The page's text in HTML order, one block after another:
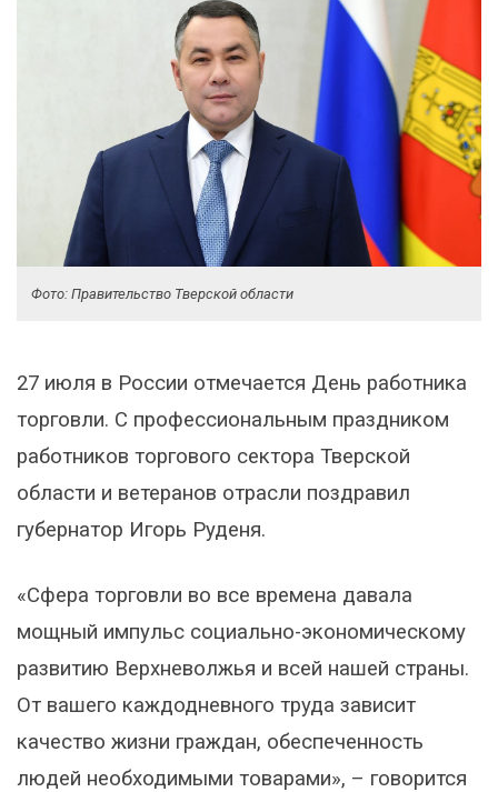
Фото: Правительство Тверской области
27 июля в России отмечается День работника
торговли. С профессиональным праздником
работников торгового сектора Тверской
области и ветеранов отрасли поздравил
губернатор Игорь Руденя.
«Сфера торговли во все времена давала
мощный импульс социально-экономическому
развитию Верхневолжья и всей нашей страны.
От вашего каждодневного труда зависит
качество жизни граждан, обеспеченность
людей необходимыми товарами», – говорится